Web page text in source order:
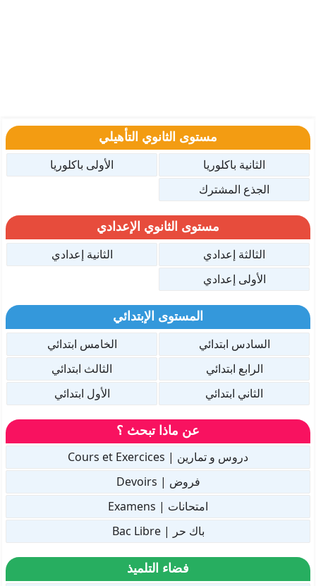
مستوى الثانوي التأهيلي
الثانية باكلوريا
الأولى باكلوريا
الجذع المشترك
مستوى الثانوي الإعدادي
الثالثة إعدادي
الثانية إعدادي
الأولى إعدادي
المستوى الإبتدائي
السادس ابتدائي
الخامس ابتدائي
الرابع ابتدائي
الثالث ابتدائي
الثاني ابتدائي
الأول ابتدائي
عن ماذا تبحث ؟
دروس و تمارين | Cours et Exercices
فروض | Devoirs
امتحانات | Examens
باك حر | Bac Libre
فضاء التلميذ